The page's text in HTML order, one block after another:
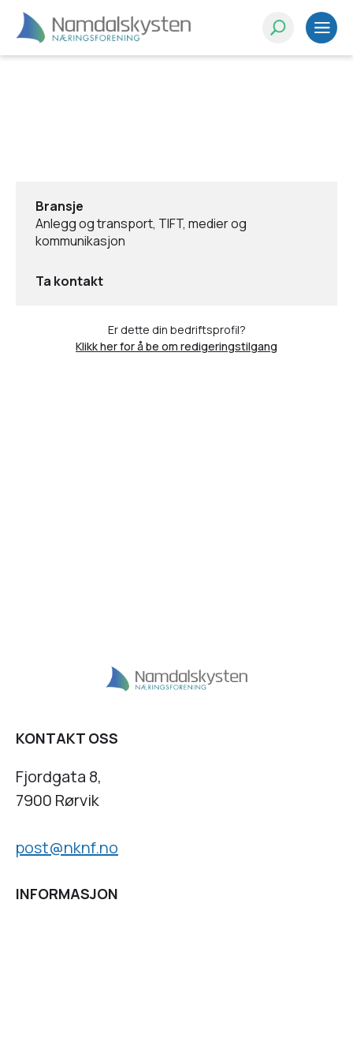
Bransje
Anlegg og transport, TIFT, medier og
kommunikasjon
Ta kontakt
Er dette din bedriftsprofil?
Klikk her for å be om redigeringstilgang
KONTAKT OSS
Fjordgata 8,
7900 Rørvik
post@nknf.no
INFORMASJON